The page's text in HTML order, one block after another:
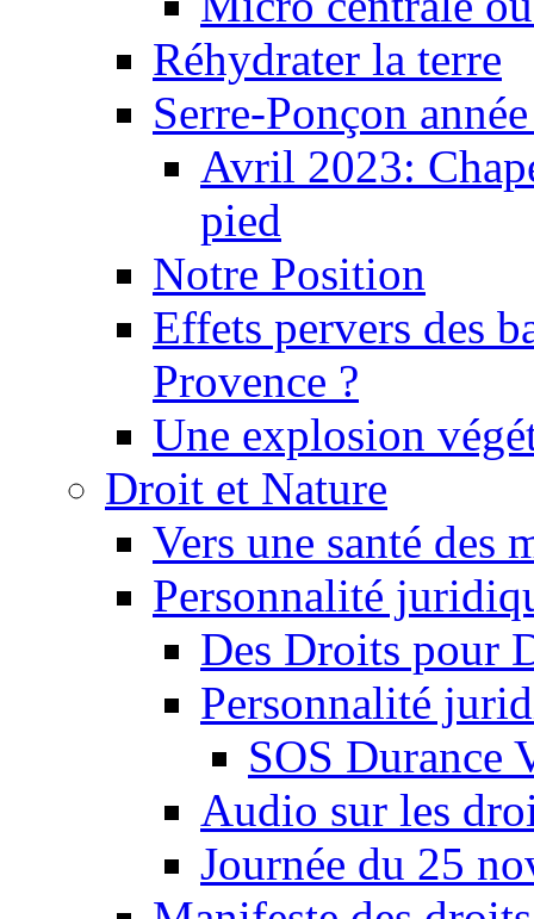
Réhydrater la terre
Serre-Ponçon
Avril 2023:
pied
Notre Position
Effets pervers des
Provence ?
Une explosion
Droit et Nature
Vers une santé des
Personnalité
Des Droits pour
Personnalité
SOS Durance
Audio sur les
Journée du 25